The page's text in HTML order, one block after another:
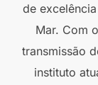
de
Mar. Com
transmissão
instituto